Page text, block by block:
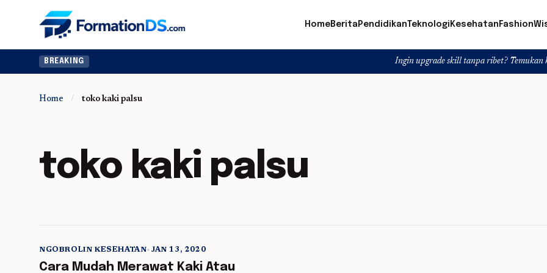
HomeBerita PendidikanTeknologi Kesehatan Fashion
BREAKING Ingin upgrade skill tanpa ribet? Temukan kelas seru
Home / toko kaki palsu
toko kaki palsu
5 min read
NGOBROLIN KESEHATAN• JAN 13, 2020
Cara Mudah Merawat Kaki Atau